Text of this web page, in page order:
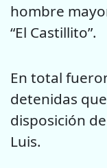
hombre
“El Castillito”.
En total
detenidas
disposición
Luis.